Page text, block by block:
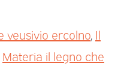
veusivio ercolno, Il
Materia il legno che